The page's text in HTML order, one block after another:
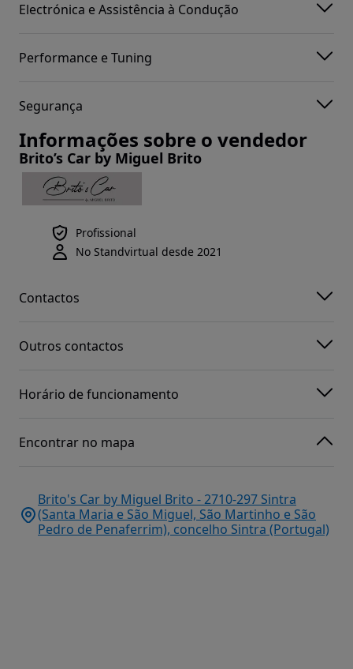
Electrónica e Assistência à Condução
Performance e Tuning
Segurança
Informações sobre o vendedor
Brito’s Car by Miguel Brito
Profissional
No Standvirtual desde 2021
Contactos
Outros contactos
Horário de funcionamento
Encontrar no mapa
Brito's Car by Miguel Brito - 2710-297 Sintra
(Santa Maria e São Miguel, São Martinho e São
Pedro de Penaferrim), concelho Sintra (Portugal)